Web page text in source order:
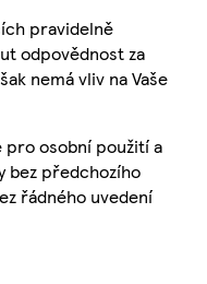
pravidelně
odpovědnost za
nemá vliv na Vaše
pro osobní použití a
bez předchozího
řádného uvedení